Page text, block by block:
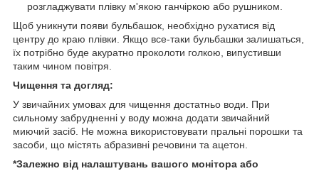
розгладжувати плівку м'якою ганчіркою або рушником.
Щоб уникнути появи бульбашок, необхідно рухатися від
центру до краю плівки. Якщо все-таки бульбашки залишаться,
їх потрібно буде акуратно проколоти голкою, випустивши
таким чином повітря.
Чищення та догляд:
У звичайних умовах для чищення достатньо води. При
сильному забрудненні у воду можна додати звичайний
миючий засіб. Не можна використовувати пральні порошки та
засоби, що містять абразивні речовини та ацетон.
*Залежно від налаштувань вашого монітора або